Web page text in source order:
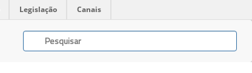
Legislação Canais